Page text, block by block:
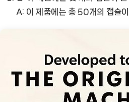
A: 이 제품에는 총 50개의 캡슐